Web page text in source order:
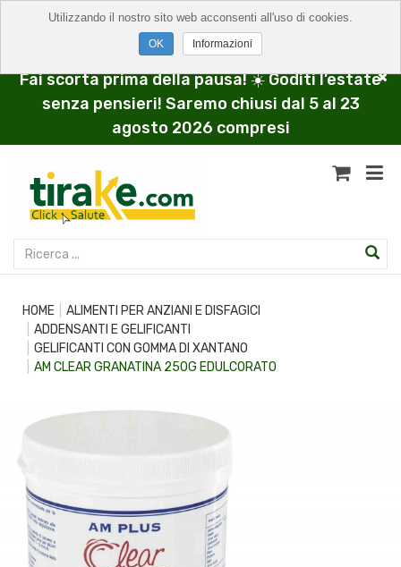
Fai scorta prima della pausa! ☀️ Goditi l’estate
senza pensieri! Saremo chiusi dal 5 al 23
agosto 2026 compresi
HOME
ALIMENTI PER ANZIANI E DISFAGICI
ADDENSANTI E GELIFICANTI
GELIFICANTI CON GOMMA DI XANTANO
AM CLEAR GRANATINA 250G EDULCORATO
Utilizzando il nostro sito web acconsenti all'uso di cookies.
Informazioni